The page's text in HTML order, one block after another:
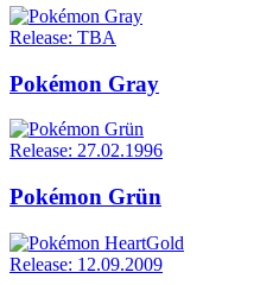
Release: TBA
Pokémon Gray
Release: 27.02.1996
Pokémon Grün
Release: 12.09.2009